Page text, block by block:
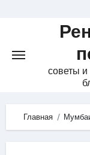
советы
Главная